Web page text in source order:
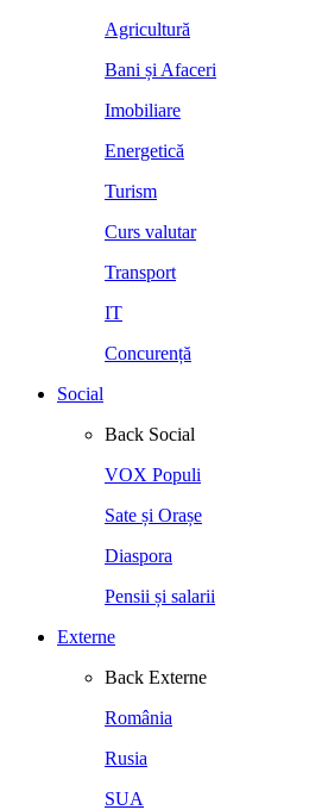
Agricultură
Bani și Afaceri
Imobiliare
Energetică
Turism
Curs valutar
Transport
IT
Concurență
Social
Back Social
VOX Populi
Sate și Orașe
Diaspora
Pensii și salarii
Externe
Back Externe
România
Rusia
SUA